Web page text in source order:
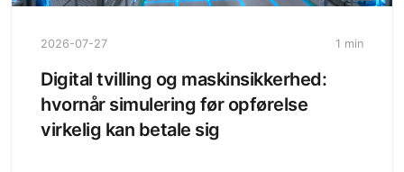
2026-07-27 1 min
Digital tvilling og maskinsikkerhed:
hvornår simulering før opførelse
virkelig kan betale sig